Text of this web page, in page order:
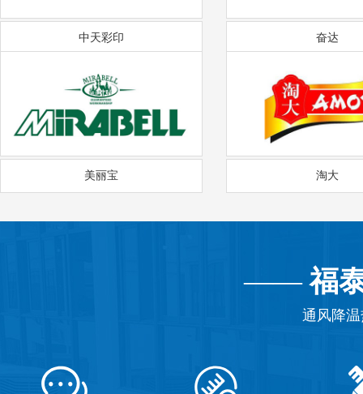
中天彩印 奋达
美丽宝 淘大
——福
通风降